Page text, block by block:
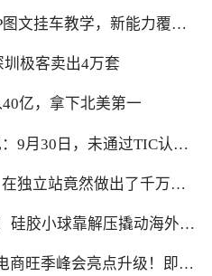
图文挂车教学，新能力覆盖
极客卖出4万套
亿，拿下北美第一
9月30日，未通过TIC认证
独立站竟然做出了千万美
硅胶小球靠解压撬动海外大
商旺季峰会亮点升级！即刻